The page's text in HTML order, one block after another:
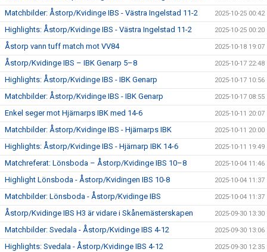
Matchbilder: Åstorp/Kvidinge IBS - Västra Ingelstad 11-2 2025-10-25 00:42
Highlights: Åstorp/Kvidinge IBS - Västra Ingelstad 11-2 2025-10-25 00:20
Åstorp vann tuff match mot VV84 2025-10-18 19:07
Åstorp/Kvidinge IBS – IBK Genarp 5–8 2025-10-17 22:48
Highlights: Åstorp/Kvidinge IBS - IBK Genarp 2025-10-17 10:56
Matchbilder: Åstorp/Kvidinge IBS - IBK Genarp 2025-10-17 08:55
Enkel seger mot Hjärnarps IBK med 14-6 2025-10-11 20:07
Matchbilder: Åstorp/Kvidinge IBS - Hjärnarps IBK 2025-10-11 20:00
Highlights: Åstorp/Kvidinge IBS - Hjärnarp IBK 14-6 2025-10-11 19:49
Matchreferat: Lönsboda – Åstorp/Kvidinge IBS 10–8 2025-10-04 11:46
Highlight Lönsboda - Åstorp/Kvidingen IBS 10-8 2025-10-04 11:37
Matchbilder: Lönsboda - Åstorp/Kvidinge IBS 2025-10-04 11:37
Åstorp/Kvidinge IBS H3 är vidare i Skånemästerskapen 2025-09-30 13:30
Matchbilder: Svedala - Åstorp/Kvidinge IBS 4-12 2025-09-30 13:06
Highlights: Svedala - Åstorp/Kvidinge IBS 4-12 2025-09-30 12:35